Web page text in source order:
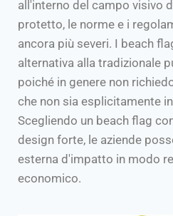
all'interno del campo visivo
protetto, le norme e i
ancora più severi. I beach
alternativa alla tradizionale
poiché in genere non
che non sia esplicitamente
Scegliendo un beach flag
design forte, le aziende
esterna d'impatto in modo
economico.